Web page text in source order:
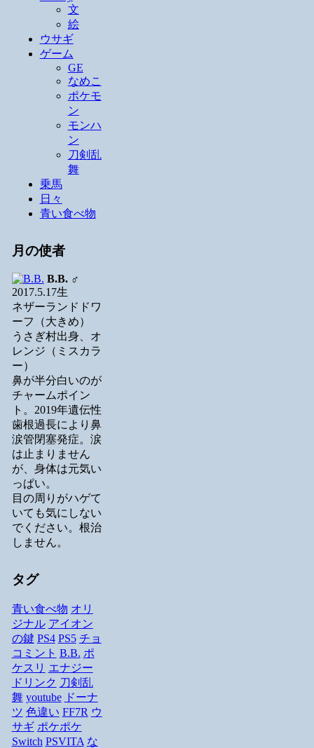
文
絵
ウサギ
ゲーム
GE
なめこ
ポケモ
ン
モンハ
ン
刀剣乱
舞
乗馬
日々
青い食べ物
月の使者
B.B.♂
2017.5.17生
ネザーランドドワ
ーフ（大きめ）
うさぎ村出身、オ
レンジ（ミスカラ
ー）
鼻が半分白いのが
チャームポイン
ト。2019年遺伝性
歯根過長により鼻
涙管閉塞発症。涙
は止まりません
が、身体は元気い
っぱい。
目の周りがハゲて
いても気にしない
でください。根治
しません。
タグ
青い食べ物 オリ
ジナル アイオン
の鍵 PS4 PS5 チョ
コミント B.B. ポ
ケスリ エナジー
ドリンク 刀剣乱
舞 youtube ドーナ
ツ 色違い FF7R ウ
サギ ポケポケ
Switch PSVITA な